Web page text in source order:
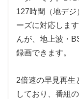
127時間（地デ
ーズに対応しま
んが、地上波・
録画できます。
2倍速の早見再生
しており、番組